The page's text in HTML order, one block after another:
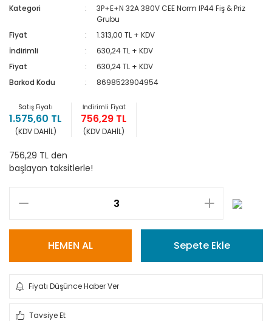
Kategori
3P+E+N 32A 380V CEE Norm IP44 Fiş & Priz
Grubu
Fiyat
1.313,00 TL + KDV
İndirimli
630,24 TL + KDV
Fiyat
630,24 TL + KDV
Barkod Kodu
8698523904954
Satış Fiyatı
1.575,60 TL
(KDV DAHİL)
İndirimli Fiyat
756,29 TL
(KDV DAHİL)
756,29 TL den
başlayan taksitlerle!
HEMEN AL Sepete Ekle
Fiyatı Düşünce Haber Ver
Tavsiye Et